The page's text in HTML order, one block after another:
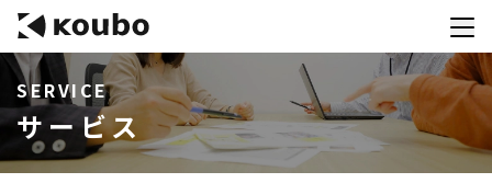
サービス
会社案内
SERVICE
サービス